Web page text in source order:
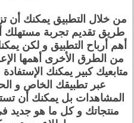
من خلال التطبيق يمكنك أن
طريق تقديم تجربة
أهم أرباح التطبيق و لكن
من الطرق الأخرى أهمها
متابعيك كبير يمكنك
عبر تطبيقك الخاص و
المشاهدات بل يمكنك أن
منتجاتك و كل ما هو جديد